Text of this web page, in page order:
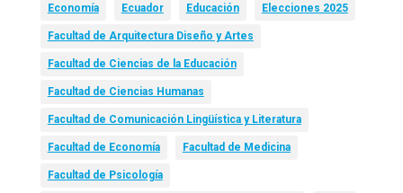
Economía Ecuador Educación Elecciones 2025
Facultad de Arquitectura Diseño y Artes
Facultad de Ciencias de la Educación
Facultad de Ciencias Humanas
Facultad de Comunicación Lingüística y Literatura
Facultad de Economía Facultad de Medicina
Facultad de Psicología